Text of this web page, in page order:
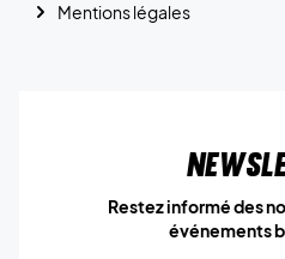
Mentions légales
Restez informé des
événements